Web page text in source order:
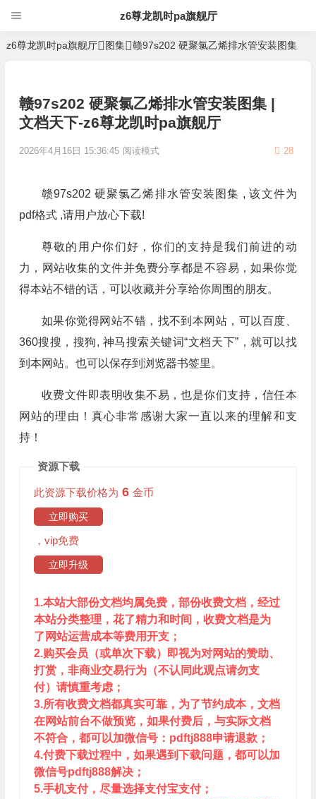
z6尊龙凯时pa旗舰厅
z6尊龙凯时pa旗舰厅 图集 赣97s202 硬聚氯乙烯排水管安装图集
赣97s202 硬聚氯乙烯排水管安装图集 |
文档天下-z6尊龙凯时pa旗舰厅
2026年4月16日 15:36:45 28
阅读模式
赣97s202 硬聚氯乙烯排水管安装图集 , 该文件为
pdf格式 ,请用户放心下载!
尊敬的用户你们好，你们的支持是我们前进的动
力，网站收集的文件并免费分享都是不容易，如果你觉
得本站不错的话，可以收藏并分享给你周围的朋友。
如果你觉得网站不错，找不到本网站，可以百度、
360搜搜，搜狗, 神马搜索关键词“文档天下”，就可以找
到本网站。也可以保存到浏览器书签里。
收费文件即表明收集不易，也是你们支持，信任本
网站的理由！真心非常感谢大家一直以来的理解和支
持！
资源下载
此资源下载价格为 6 金币
立即购买
，vip免费
立即升级
1.本站大部份文档均属免费，部份收费文档，经过
本站分类整理，花了精力和时间，收费文档是为
了网站运营成本等费用开支；
2.购买会员（或单次下载）即视为对网站的赞助、
打赏，非商业交易行为（不认同此观点请勿支
付）请慎重考虑；
3.所有收费文档都真实可靠，为了节约成本，文档
在网站前台不做预览，如果付费后，与实际文档
不符合，都可以加微信号：pdftj888申请退款；
4.付费下载过程中，如果遇到下载问题，都可以加
微信号pdftj888解决；
5.手机支付，尽量选择支付宝支付；